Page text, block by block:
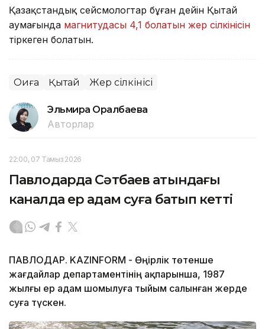
Қазақстандық сейсмологтар бұған дейін Қытай
аумағында магнитудасы 4,1 болатын жер сілкінісін
тіркеген болатын.
Оқиға Қытай Жер сілкінісі
Эльмира Оралбаева
Авторлар
22:00, 07 Тамыз 2026
Павлодарда Сәтбаев атындағы
каналда ер адам суға батып кетті
ПАВЛОДАР. KAZINFORM - Өңірлік төтенше
жағдайлар департаментінің ақпарынша, 1987
жылғы ер адам шомылуға тыйым салынған жерде
суға түскен.